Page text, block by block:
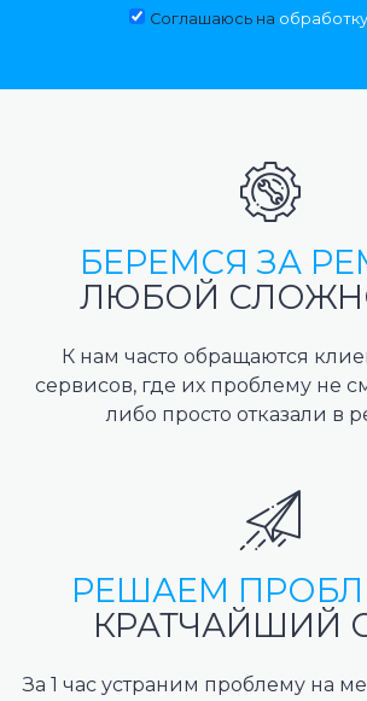
Соглашаюсь на
БЕРЕМСЯ ЗА
ЛЮБОЙ
К нам часто обращаются
сервисов, где их проблему не
либо просто отказали в
РЕШАЕМ
КРАТЧАЙШИЙ
За 1 час устраним проблему на